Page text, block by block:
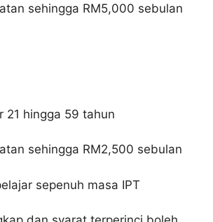
sehingga RM5,000 sebulan
21 hingga 59 tahun
sehingga RM2,500 sebulan
sepenuh masa IPT